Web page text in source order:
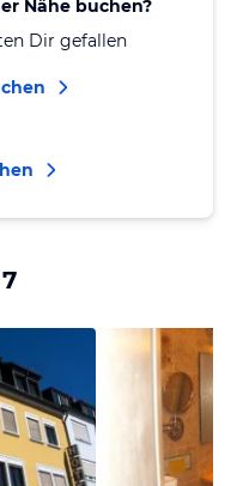
Nähe buchen?
Dir gefallen